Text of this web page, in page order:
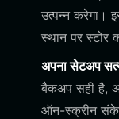
उत्पन्न करेगा।
स्थान पर
अपना सेटअप
बैकअप सही है,
ऑन-स्क्रीन